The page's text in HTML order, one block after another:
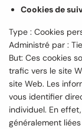
Cookies de
Type : Cookies
Administré par :
But: Ces cookies
trafic vers le site
site Web. Les
vous identifier
individuel. En
généralement